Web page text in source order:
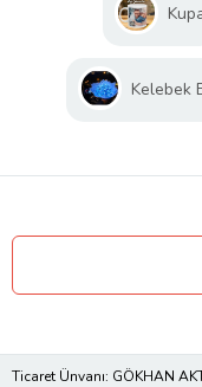
Kelebek
Ticaret Ünvanı: GÖKHAN